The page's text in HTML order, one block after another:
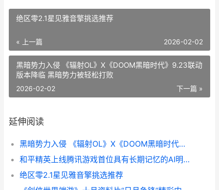
绝区零2.1星见雅音擎挑选推荐
« 上一篇 2026-02-02
黑暗势力入侵 《辐射OL》X《DOOM黑暗时代》9.23联动
版本降临 黑暗势力被轻松打败
下一篇 »
2026-02-02
延伸阅读
黑暗势力入侵 《辐射OL》X《DOOM黑暗时代》9.23联动版本降临 黑暗势力被轻松打败
和平精英上线腾讯游戏首位具有长期记忆的AI明星队友“花傲天” 腾讯和平精英什么时候开服
绝区零2.1星见雅音擎挑选推荐